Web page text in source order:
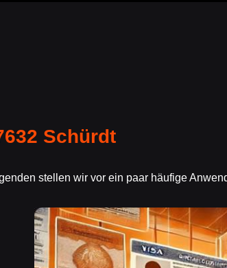
Schürdt
stellen wir vor ein paar häufige